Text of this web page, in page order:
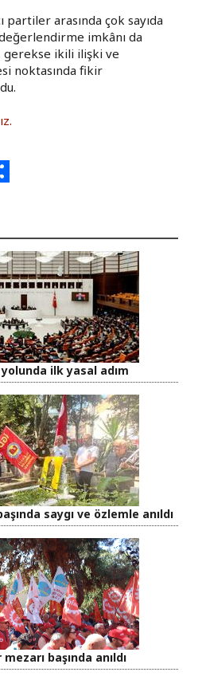
partiler arasında çok sayıda
imkânı da
gerekse ikili ilişki ve
noktasında fikir
yolunda ilk yasal adım
saygı ve özlemle anıldı
başında anıldı